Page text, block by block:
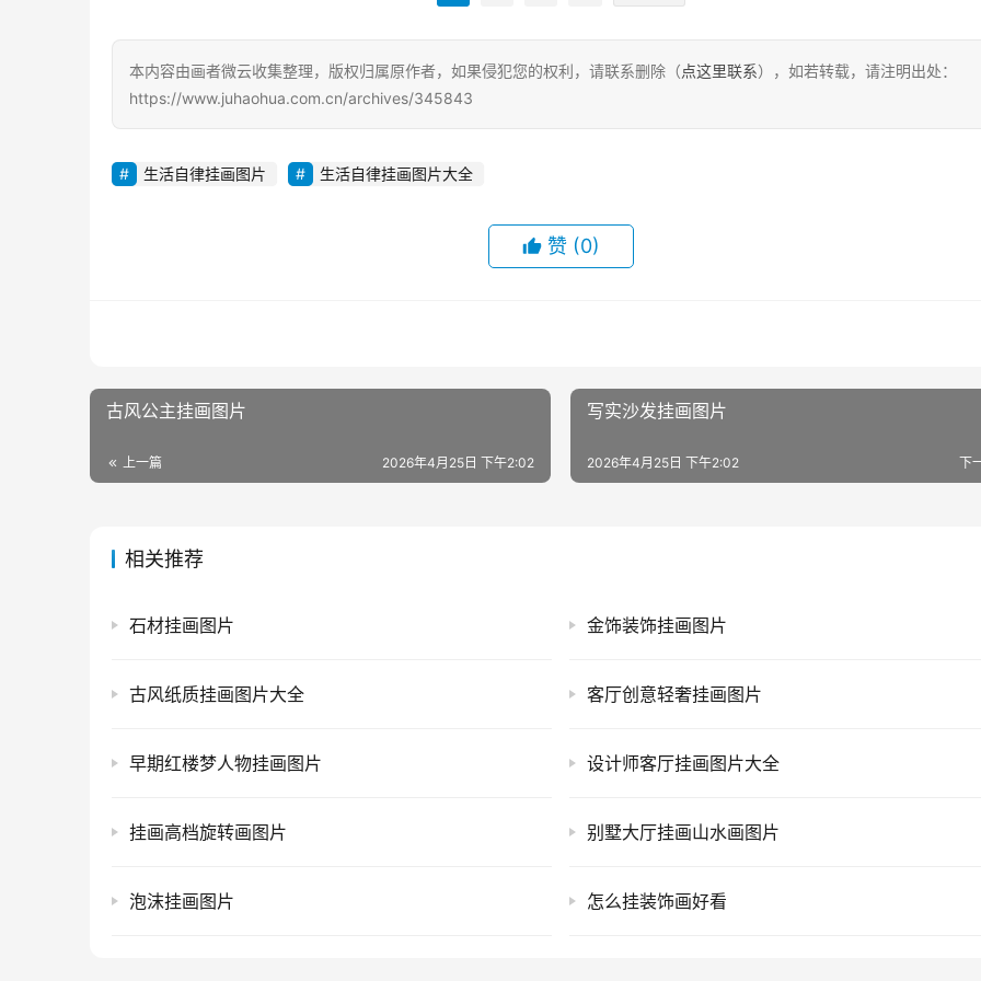
本内容由画者微云收集整理，版权归属原作者，如果侵犯您的权利，请联系删除（点这里联系），如若转载，请注明出处：
https://www.juhaohua.com.cn/archives/345843
生活自律挂画图片 生活自律挂画图片大全
赞 (0)
古风公主挂画图片
上一篇 2026年4月25日 下午2:02
写实沙发挂画图片
下
2026年4月25日 下午2:02
相关推荐
石材挂画图片 金饰装饰挂画图片
古风纸质挂画图片大全 客厅创意轻奢挂画图片
早期红楼梦人物挂画图片 设计师客厅挂画图片大全
挂画高档旋转画图片 别墅大厅挂画山水画图片
泡沫挂画图片 怎么挂装饰画好看